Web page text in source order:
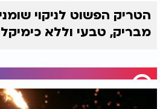
הטריק הפשוט לניקוי
מבריק, טבעי וללא